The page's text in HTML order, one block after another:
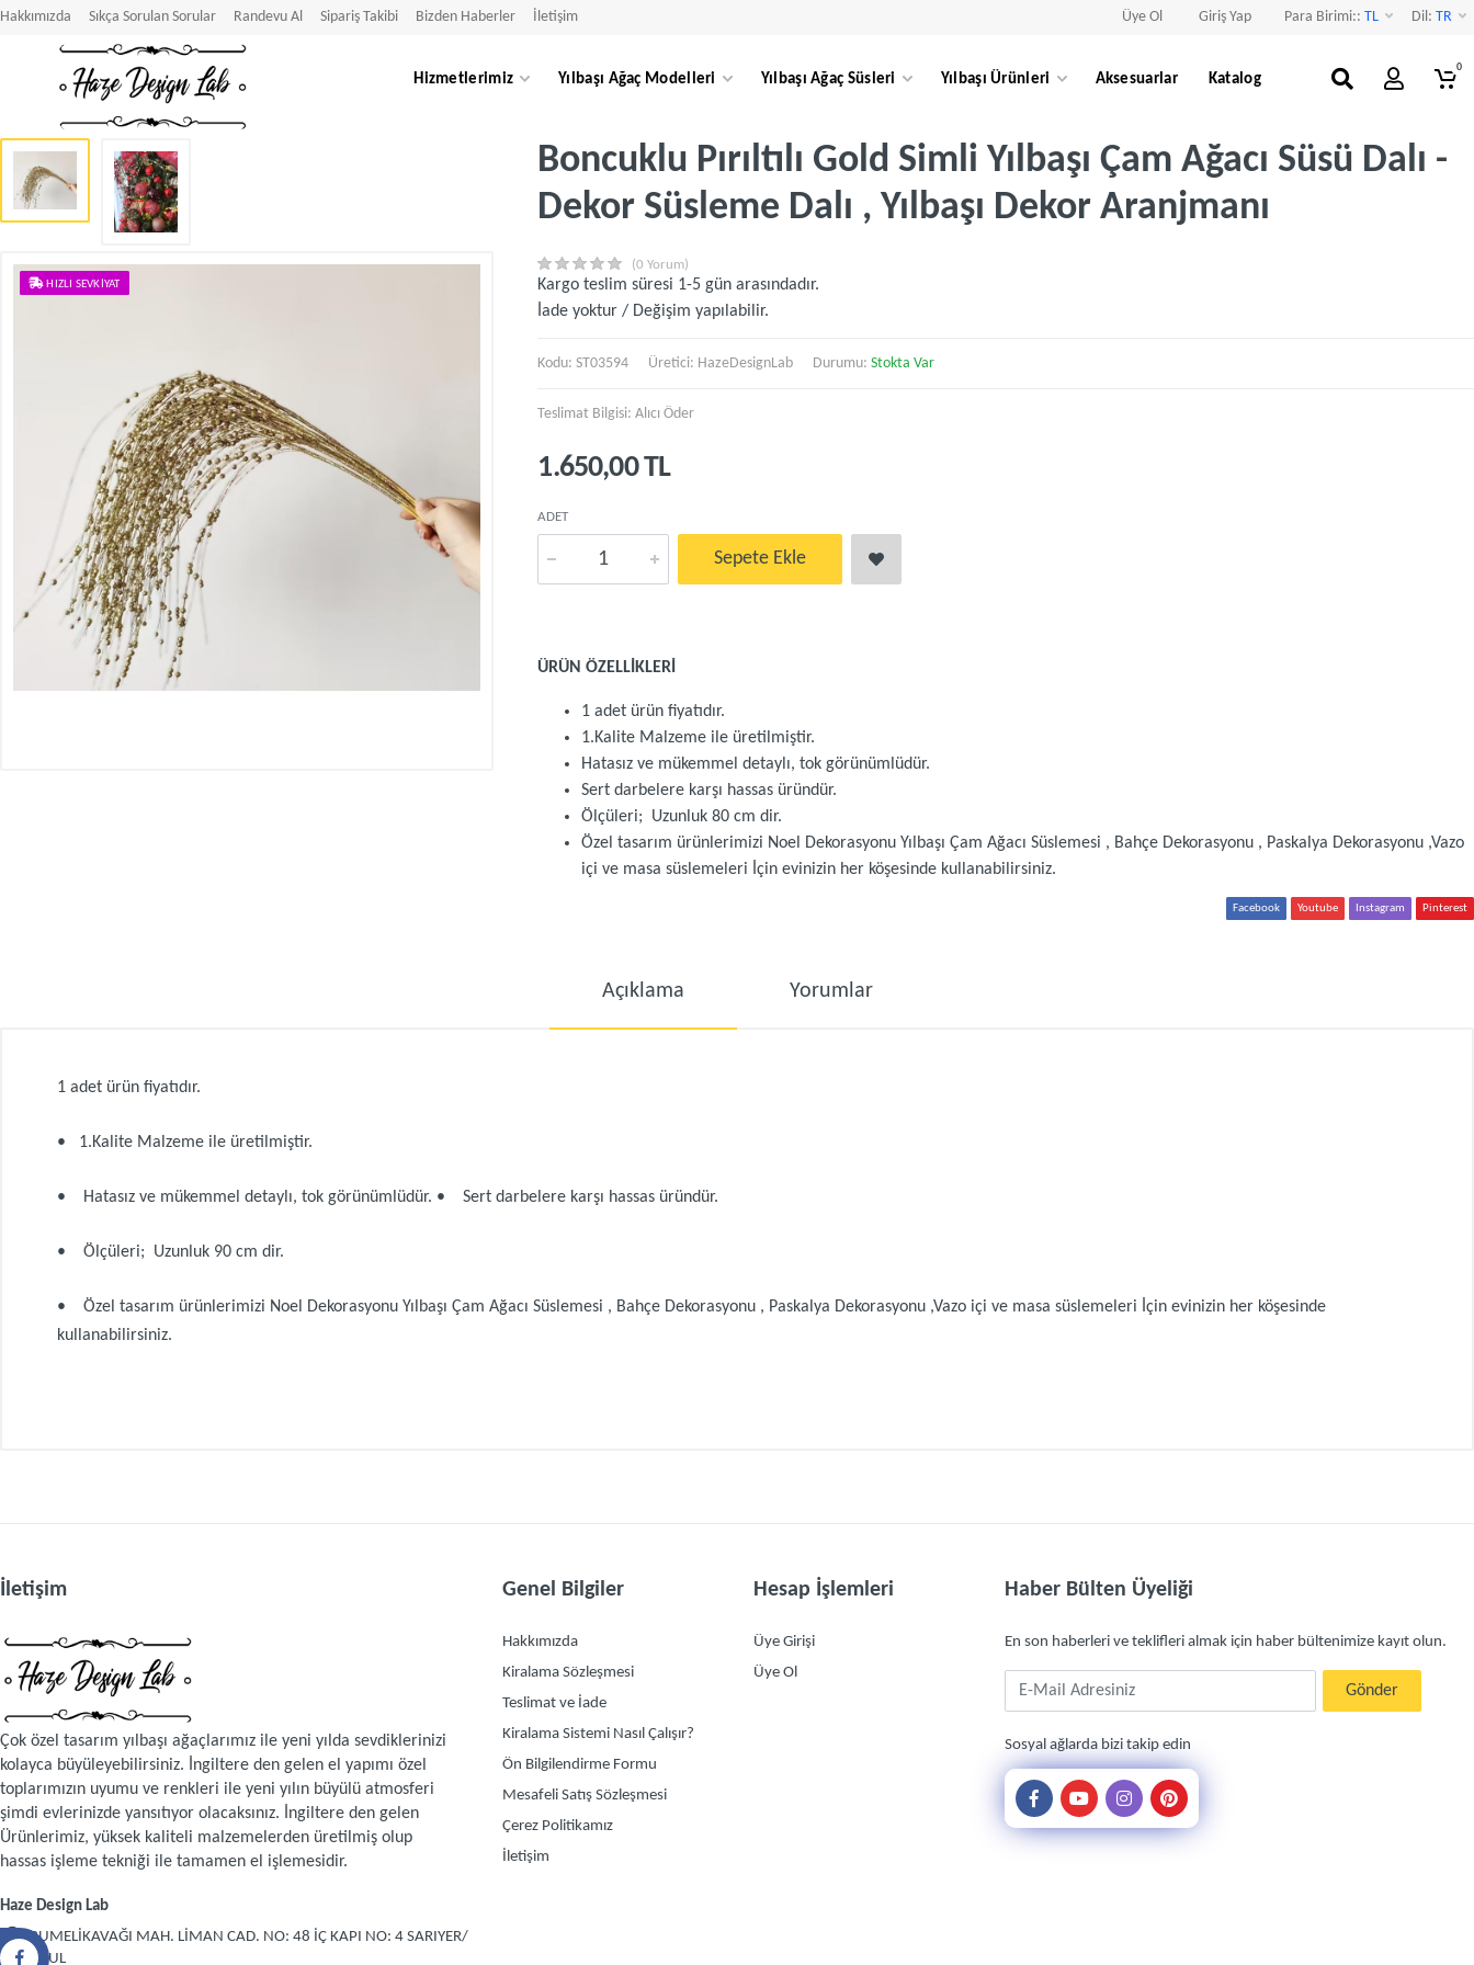
Hakkımızda Sıkça Sorulan Sorular Randevu Al Sipariş Takibi Bizden Haberler İletişim Üye Ol Giriş Yap Para Birimi:: TL Dil: TR
Hizmetlerimiz Yılbaşı Ağaç Modelleri Yılbaşı Ağaç Süsleri Yılbaşı Ürünleri Aksesuarlar Katalog
0
HIZLI SEVKIYAT
Boncuklu Pırıltılı Gold Simli Yılbaşı Çam Ağacı Süsü Dalı -
Dekor Süsleme Dalı , Yılbaşı Dekor Aranjmanı
(0 Yorum)
Kargo teslim süresi 1-5 gün arasındadır.
İade yoktur / Değişim yapılabilir.
Kodu: ST03594 Üretici: HazeDesignLab Durumu:Stokta Var
Teslimat Bilgisi: Alıcı Öder
1.650,00 TL
ADET
Sepete Ekle
ÜRÜN ÖZELLİKLERİ
1 adet ürün fiyatıdır.
1.Kalite Malzeme ile üretilmiştir.
Hatasız ve mükemmel detaylı, tok görünümlüdür.
Sert darbelere karşı hassas üründür.
Ölçüleri; Uzunluk 80 cm dir.
Özel tasarım ürünlerimizi Noel Dekorasyonu Yılbaşı Çam Ağacı Süslemesi , Bahçe Dekorasyonu , Paskalya Dekorasyonu ,Vazo
içi ve masa süslemeleri İçin evinizin her köşesinde kullanabilirsiniz.
Facebook Youtube Instagram Pinterest
Açıklama Yorumlar
1 adet ürün fiyatıdır.
• 1.Kalite Malzeme ile üretilmiştir.
• Hatasız ve mükemmel detaylı, tok görünümlüdür. • Sert darbelere karşı hassas üründür.
• Ölçüleri; Uzunluk 90 cm dir.
• Özel tasarım ürünlerimizi Noel Dekorasyonu Yılbaşı Çam Ağacı Süslemesi , Bahçe Dekorasyonu , Paskalya Dekorasyonu ,Vazo içi ve masa süslemeleri İçin evinizin her köşesinde
kullanabilirsiniz.
İletişim
Çok özel tasarım yılbaşı ağaçlarımız ile yeni yılda sevdiklerinizi
kolayca büyüleyebilirsiniz. İngiltere den gelen el yapımı özel
toplarımızın uyumu ve renkleri ile yeni yılın büyülü atmosferi
şimdi evlerinizde yansıtıyor olacaksınız. İngiltere den gelen
Ürünlerimiz, yüksek kaliteli malzemelerden üretilmiş olup
hassas işleme tekniği ile tamamen el işlemesidir.
Haze Design Lab
RUMELİKAVAĞI MAH. LİMAN CAD. NO: 48 İÇ KAPI NO: 4 SARIYER/
İSTANBUL
Genel Bilgiler
Hakkımızda
Kiralama Sözleşmesi
Teslimat ve İade
Kiralama Sistemi Nasıl Çalışır?
Ön Bilgilendirme Formu
Mesafeli Satış Sözleşmesi
Çerez Politikamız
İletişim
Hesap İşlemleri
Üye Girişi
Üye Ol
Haber Bülten Üyeliği
En son haberleri ve teklifleri almak için haber bültenimize kayıt olun.
E-Mail Adresiniz Gönder
Sosyal ağlarda bizi takip edin